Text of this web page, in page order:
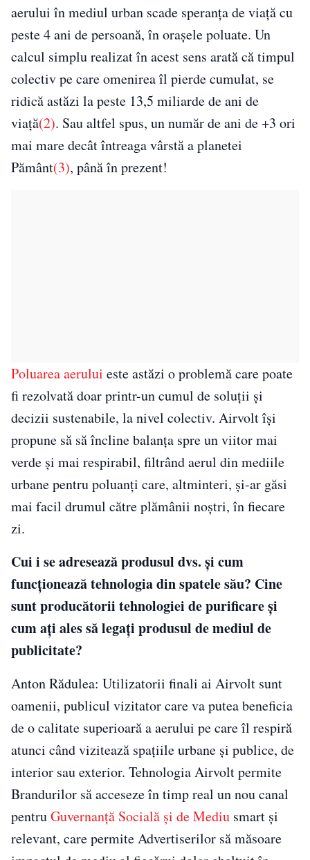
aerului în mediul urban scade speranța de viață cu
peste 4 ani de persoană, în orașele poluate. Un
calcul simplu realizat în acest sens arată că timpul
colectiv pe care omenirea îl pierde cumulat, se
ridică astăzi la peste 13,5 miliarde de ani de
viață(2). Sau altfel spus, un număr de ani de +3 ori
mai mare decât întreaga vârstă a planetei
Pământ(3), până în prezent!
Poluarea aerului este astăzi o problemă care poate
fi rezolvată doar printr-un cumul de soluții și
decizii sustenabile, la nivel colectiv. Airvolt își
propune să să încline balanța spre un viitor mai
verde și mai respirabil, filtrând aerul din mediile
urbane pentru poluanți care, altminteri, și-ar găsi
mai facil drumul către plămânii noștri, în fiecare
zi.
Cui i se adresează produsul dvs. și cum
funcționează tehnologia din spatele său? Cine
sunt producătorii tehnologiei de purificare și
cum ați ales să legați produsul de mediul de
publicitate?
Anton Rădulea: Utilizatorii finali ai Airvolt sunt
oamenii, publicul vizitator care va putea beneficia
de o calitate superioară a aerului pe care îl respiră
atunci când vizitează spațiile urbane și publice, de
interior sau exterior. Tehnologia Airvolt permite
Brandurilor să acceseze în timp real un nou canal
pentruGuvernanță Socială și de Mediu smart și
relevant, care permite Advertiserilor să măsoare